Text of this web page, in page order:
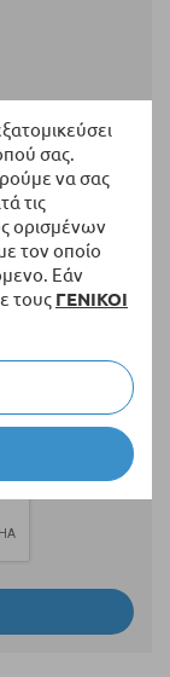
σας.
να σας
τις
ορισμένων
τον οποίο
Εάν
τους ΓΕΝΙΚΟΙ